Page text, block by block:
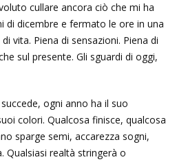
cullare ancora ciò che mi ha
di dicembre e fermato le ore in una
vita. Piena di sensazioni. Piena di
sul presente. Gli sguardi di oggi,
ogni anno ha il suo
colori. Qualcosa finisce, qualcosa
sparge semi, accarezza sogni,
Qualsiasi realtà stringerà o